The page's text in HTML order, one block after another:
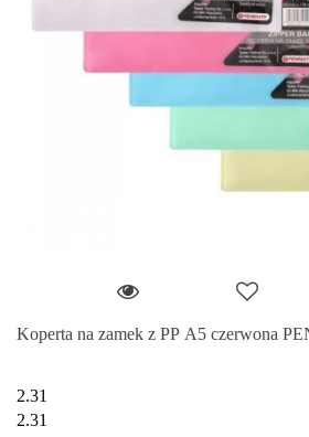
Koperta na zamek z PP A5 czerwona
2.31
2.31